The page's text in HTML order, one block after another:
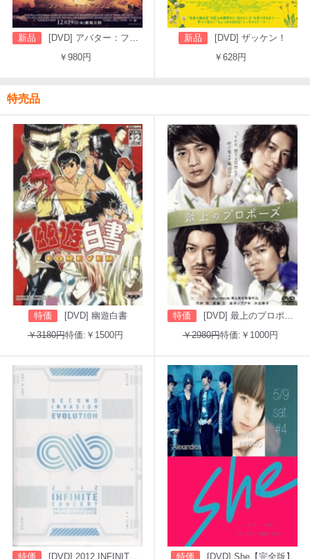
新品
[DVD] アバター：ファイヤー・アンド・アッシュ
￥980円
新品
[DVD] ザッケン！
￥628円
特売品
特価
[DVD] 幽遊白書
￥3180円特価:￥1500円
特価
[DVD] 最上のプロポーズ
￥2980円特価:￥1000円
特価
[DVD] 2012 INFINITE CONCERT SECOND INVASION: EVOLUTION
特価
[DVD] She【完全版】